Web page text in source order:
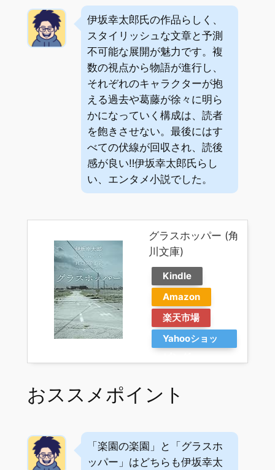
伊坂幸太郎氏の作品らしく、
スタイリッシュな文章と予測
不可能な展開が魅力です。複
数の視点から物語が進行し、
それぞれのキャラクターが抱
える過去や葛藤が徐々に明ら
かになっていく構成は、読者
を飽きさせない。最後にはす
べての伏線が回収され、読後
感が良い‼伊坂幸太郎氏らし
い、エンタメ小説でした。
グラスホッパー (角
川文庫)
Kindle
Amazon
楽天市場
Yahooショッ
おススメポイント
「楽園の楽園」と「グラスホ
ッパー」はどちらも伊坂幸太